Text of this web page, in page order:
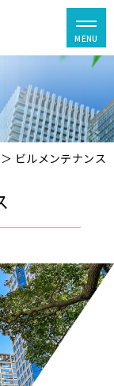
ビルメンテナンス